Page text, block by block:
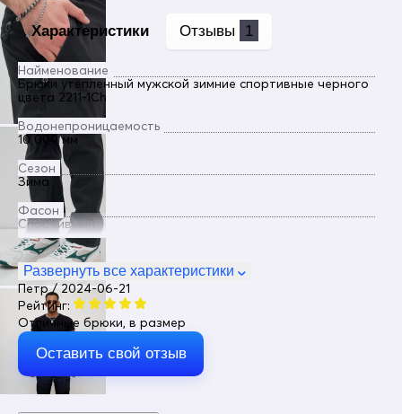
Характеристики Отзывы 1
Найменование
Брюки утепленный мужской зимние спортивные черного
цвета 2211-1Ch
Водонепроницаемость
10 000 мм
Сезон
Зима
Фасон
Спортивный
Пол
Мужской
Цвет
Черный
Материал
Плащевка, Gor-tex, Мембранные материалы, Полиэстер,
Тефлон, Ткань, Экологичные материалы
Состав
Развернуть все характеристики
Петр / 2024-06-21
Рейтинг:
Отличные брюки, в размер
Оставить свой отзыв